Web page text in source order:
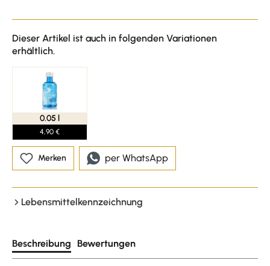
Dieser Artikel ist auch in folgenden Variationen
erhältlich.
0.05 l
4,90 €
Merken per WhatsApp
Lebensmittelkennzeichnung
Beschreibung Bewertungen